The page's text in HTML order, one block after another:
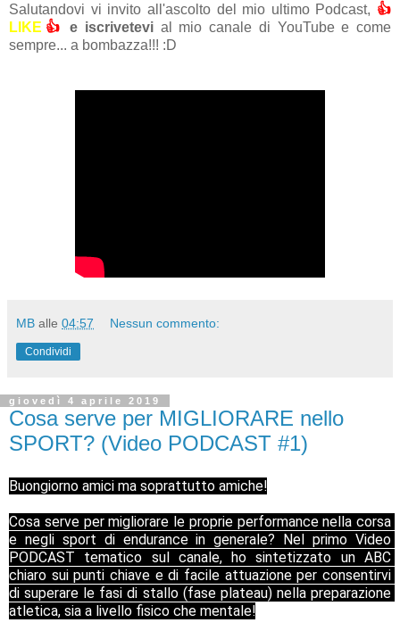
Salutandovi vi invito all'ascolto del mio ultimo Podcast, 👍
LIKE 👍 e iscrivetevial mio canale di YouTube e come
sempre... a bombazza!!! :D
MB alle 04:57 Nessun commento:
Condividi
giovedì 4 aprile 2019
Cosa serve per MIGLIORARE nello
SPORT? (Video PODCAST #1)
Buongiorno amici ma soprattutto amiche!
Cosa serve per migliorare le proprie performance nella corsa
e negli sport di endurance in generale? Nel primo Video
PODCAST tematico sul canale, ho sintetizzato un ABC
chiaro sui punti chiave e di facile attuazione per consentirvi
di superare le fasi di stallo (fase plateau) nella preparazione
atletica, sia a livello fisico che mentale!